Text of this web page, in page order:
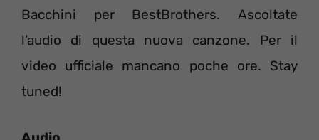
Bacchini per BestBrothers. Ascoltate
l’audio di questa nuova canzone. Per il
video ufficiale mancano poche ore. Stay
tuned!